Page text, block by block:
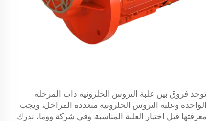
توجد فروق بين علبة التروس الحلزونية ذات المرحلة
الواحدة وعلبة التروس الحلزونية متعددة المراحل، ويجب
معرفتها قبل اختيار العلبة المناسبة. وفي شركة ووما، ندرك